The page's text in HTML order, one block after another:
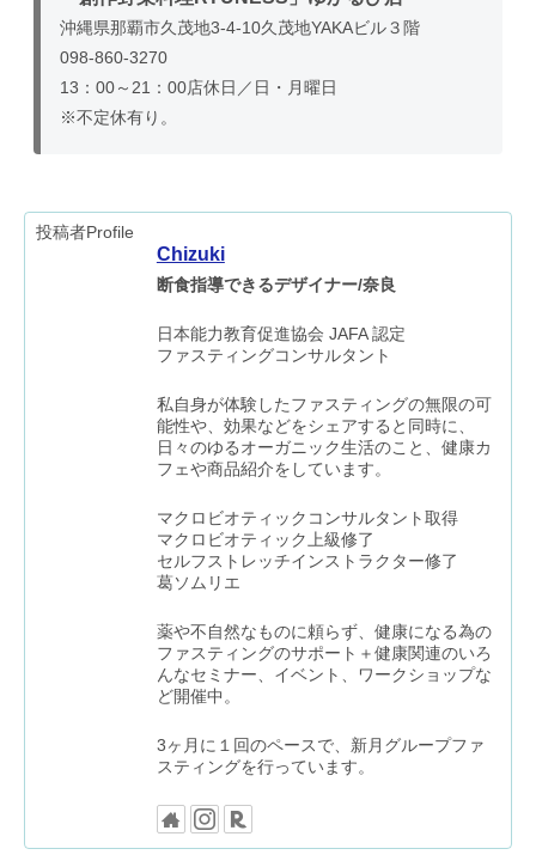
沖縄県那覇市久茂地3-4-10久茂地YAKAビル３階
098-860-3270
13：00～21：00店休日／日・月曜日
※不定休有り。
投稿者Profile
Chizuki
断食指導できるデザイナー/奈良
日本能力教育促進協会 JAFA 認定
ファスティングコンサルタント
私自身が体験したファスティングの無限の可
能性や、効果などをシェアすると同時に、
日々のゆるオーガニック生活のこと、健康カ
フェや商品紹介をしています。
マクロビオティックコンサルタント取得
マクロビオティック上級修了
セルフストレッチインストラクター修了
葛ソムリエ
薬や不自然なものに頼らず、健康になる為の
ファスティングのサポート＋健康関連のいろ
んなセミナー、イベント、ワークショップな
ど開催中。
3ヶ月に１回のペースで、新月グループファ
スティングを行っています。